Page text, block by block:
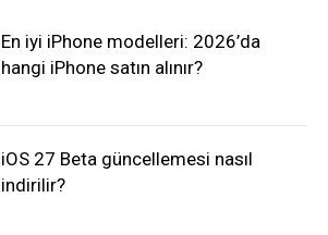
En iyi iPhone modelleri: 2026’da
hangi iPhone satın alınır?
iOS 27 Beta güncellemesi nasıl
indirilir?